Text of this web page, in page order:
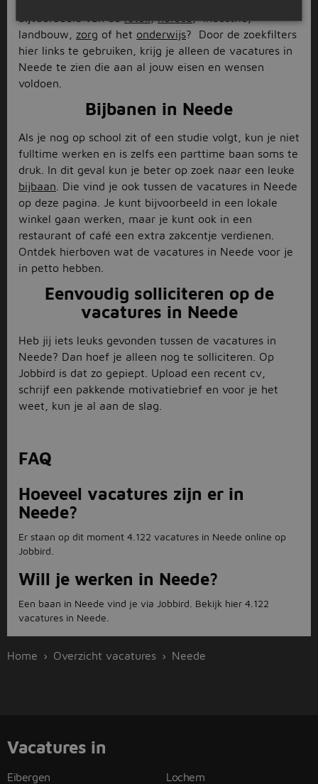
bijvoorbeeld van deretail,horeca, industrie,
landbouw, zorg of het onderwijs? Door de zoekfilters
hier links te gebruiken, krijg je alleen de vacatures in
Neede te zien die aan al jouw eisen en wensen
voldoen.
Bijbanen in Neede
Als je nog op school zit of een studie volgt, kun je niet
fulltime werken en is zelfs een parttime baan soms te
druk. In dit geval kun je beter op zoek naar een leuke
bijbaan . Die vind je ook tussen de vacatures in Neede
op deze pagina. Je kunt bijvoorbeeld in een lokale
winkel gaan werken, maar je kunt ook in een
restaurant of café een extra zakcentje verdienen.
Ontdek hierboven wat de vacatures in Neede voor je
in petto hebben.
Eenvoudig solliciteren op de
vacatures in Neede
Heb jij iets leuks gevonden tussen de vacatures in
Neede? Dan hoef je alleen nog te solliciteren. Op
Jobbird is dat zo gepiept. Upload een recent cv,
schrijf een pakkende motivatiebrief en voor je het
weet, kun je al aan de slag.
FAQ
Hoeveel vacatures zijn er in
Neede?
Er staan op dit moment 4.122 vacatures in Neede online op
Jobbird.
Will je werken in Neede?
Een baan in Neede vind je via Jobbird. Bekijk hier 4.122
vacatures in Neede.
Home Overzicht vacatures Neede
Vacatures in
Eibergen Lochem